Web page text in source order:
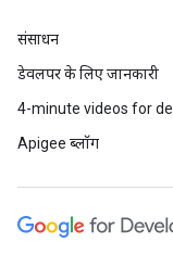
संसाधन
डेवलपर के लिए जानकारी
4-minute videos for
Apigee ब्लॉग